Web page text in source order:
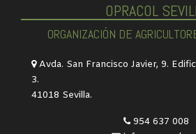
OPRACOL
ORGANIZACIÓN DE
Avda. San Francisco Javier, 9.
3.
41018 Sevilla.
954 637 008